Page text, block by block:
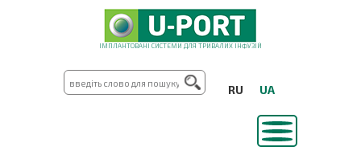
ІМПЛАНТОВАНІ СИСТЕМИ ДЛЯ ТРИВАЛИХ ІНФУЗІЙ
RU UA